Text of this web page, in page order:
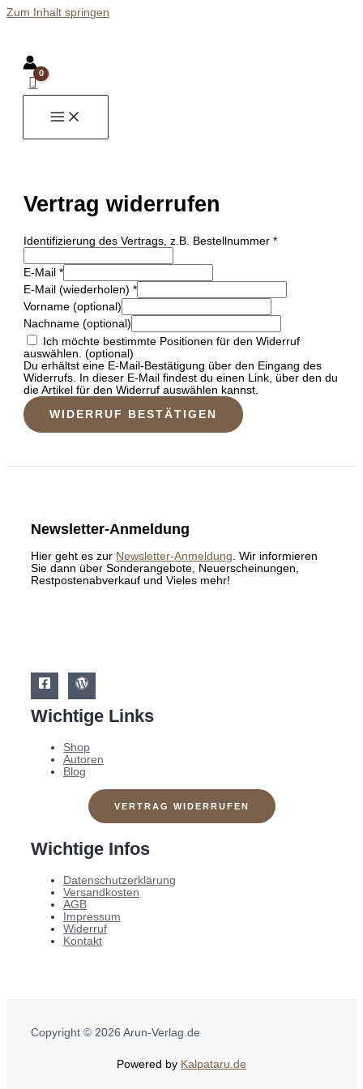
Zum Inhalt springen
Vertrag widerrufen
Identifizierung des Vertrags, z.B. Bestellnummer*
E-Mail*
E-Mail (wiederholen)*
Vorname(optional)
Nachname(optional)
Ich möchte bestimmte Positionen für den Widerruf
auswählen.(optional)
Du erhältst eine E-Mail-Bestätigung über den Eingang des
Widerrufs. In dieser E-Mail findest du einen Link, über den du
die Artikel für den Widerruf auswählen kannst.
WIDERRUF BESTÄTIGEN
Newsletter-Anmeldung
Hier geht es zur Newsletter-Anmeldung . Wir informieren
Sie dann über Sonderangebote, Neuerscheinungen,
Restpostenabverkauf und Vieles mehr!
Wichtige Links
Shop
Autoren
Blog
VERTRAG WIDERRUFEN
Wichtige Infos
Datenschutzerklärung
Versandkosten
AGB
Impressum
Widerruf
Kontakt
Copyright © 2026 Arun-Verlag.de
Powered by Kalpataru.de